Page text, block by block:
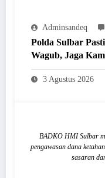
Adminsandeq
Polda Sulbar
Wagub, Jaga
Politik
3 Agustus 2026
BADKO HMI Sulbar
pengawasan dana
sasaran